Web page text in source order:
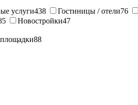
услуги438 Гостиницы / отели76
Новостройки47
88